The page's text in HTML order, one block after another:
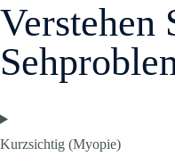
Verstehen
Kurzsichtig (Myopie)